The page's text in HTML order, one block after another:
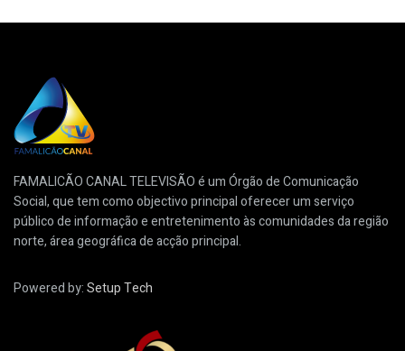
FAMALICÃO CANAL TELEVISÃO é um Órgão de Comunicação
Social, que tem como objectivo principal oferecer um serviço
público de informação e entretenimento às comunidades da região
norte, área geográfica de acção principal.
Powered by:Setup Tech